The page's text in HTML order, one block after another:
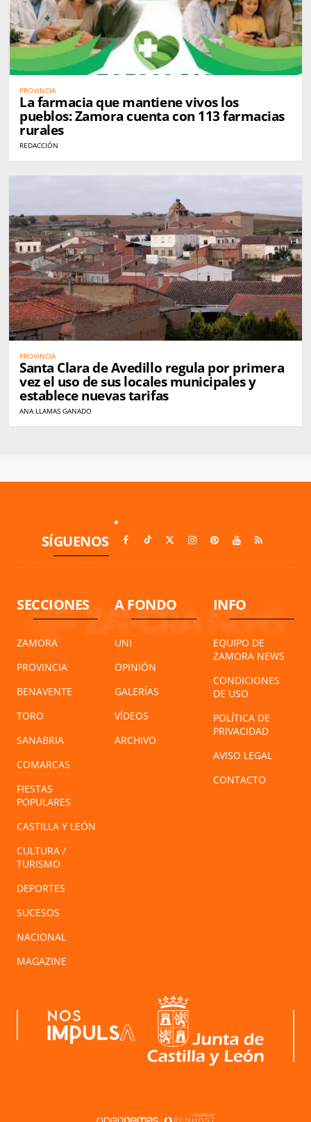
PROVINCIA
La farmacia que mantiene vivos los
pueblos: Zamora cuenta con 113 farmacias
rurales
REDACCIÓN
PROVINCIA
Santa Clara de Avedillo regula por primera
vez el uso de sus locales municipales y
establece nuevas tarifas
ANA LLAMAS GANADO
SÍGUENOS
SECCIONES
ZAMORA
PROVINCIA
BENAVENTE
TORO
SANABRIA
COMARCAS
FIESTAS
POPULARES
CASTILLA Y LEÓN
CULTURA /
TURISMO
DEPORTES
SUCESOS
NACIONAL
MAGAZINE
A FONDO
UNI
OPINIÓN
GALERÍAS
VÍDEOS
ARCHIVO
INFO
EQUIPO DE
ZAMORA NEWS
CONDICIONES
DE USO
POLÍTICA DE
PRIVACIDAD
AVISO LEGAL
CONTACTO